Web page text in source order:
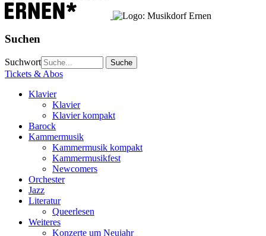
Suchen
Suchwort
Tickets & Abos
Klavier
Klavier
Klavier kompakt
Barock
Kammermusik
Kammermusik kompakt
Kammermusikfest
Newcomers
Orchester
Jazz
Literatur
Queerlesen
Weiteres
Konzerte um Neujahr